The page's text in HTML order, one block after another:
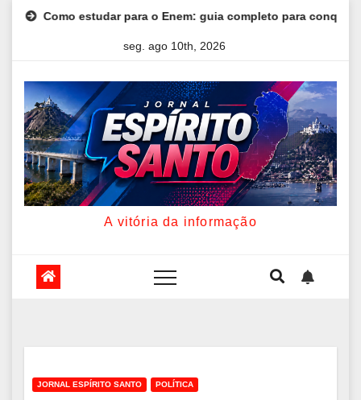
guia completo para conquistar a vaga na universidade
seg. ago 10th, 2026
A vitória da informação
JORNAL ESPÍRITO SANTO POLÍTICA